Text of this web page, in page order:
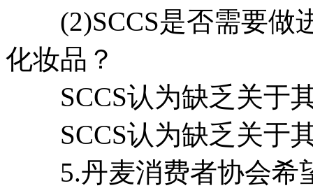
(2)SCCS是否需要做
化妆品？
SCCS认为缺乏关于
SCCS认为缺乏关于
5.丹麦消费者协会希